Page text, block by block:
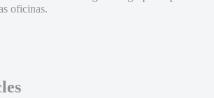
oficinas.